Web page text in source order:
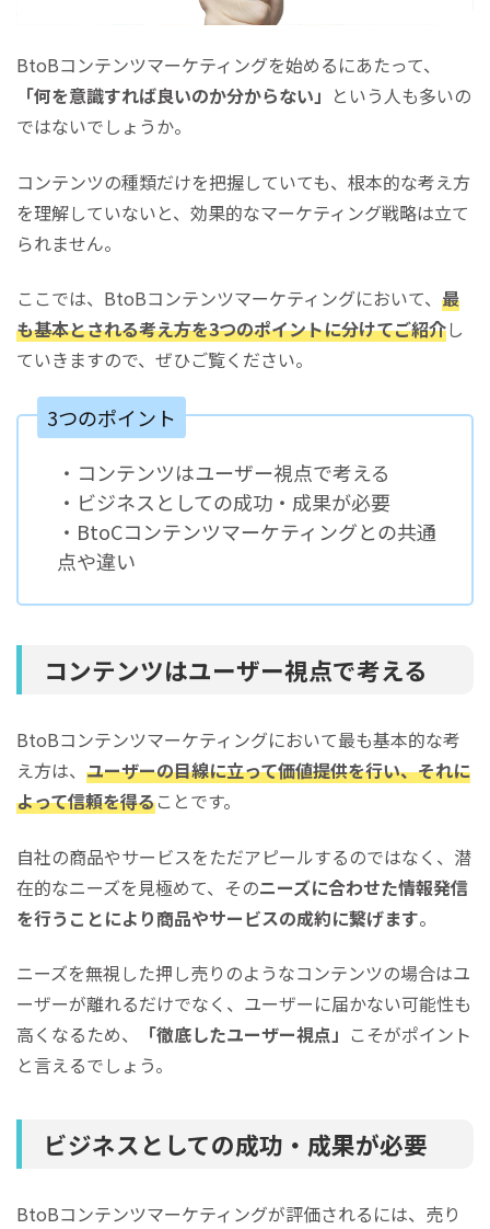
BtoBコンテンツマーケティングを始めるにあたって、
「何を意識すれば良いのか分からない」 という人も多いの
ではないでしょうか。
コンテンツの種類だけを把握していても、根本的な考え方
を理解していないと、効果的なマーケティング戦略は立て
られません。
ここでは、BtoBコンテンツマーケティングにおいて、 最
も基本とされる考え方を3つのポイントに分けてご紹介し
ていきますので、ぜひご覧ください。
3つのポイント
・コンテンツはユーザー視点で考える
・ビジネスとしての成功・成果が必要
・BtoCコンテンツマーケティングとの共通
点や違い
コンテンツはユーザー視点で考える
BtoBコンテンツマーケティングにおいて最も基本的な考
え方は、 ユーザーの目線に立って価値提供を行い、それに
よって信頼を得ることです。
自社の商品やサービスをただアピールするのではなく、潜
在的なニーズを見極めて、そのニーズに合わせた情報発信
を行うことにより商品やサービスの成約に繋げます。
ニーズを無視した押し売りのようなコンテンツの場合はユ
ーザーが離れるだけでなく、ユーザーに届かない可能性も
高くなるため、
「徹底したユーザー視点」 こそがポイント
と言えるでしょう。
ビジネスとしての成功・成果が必要
BtoBコンテンツマーケティングが評価されるには、売り